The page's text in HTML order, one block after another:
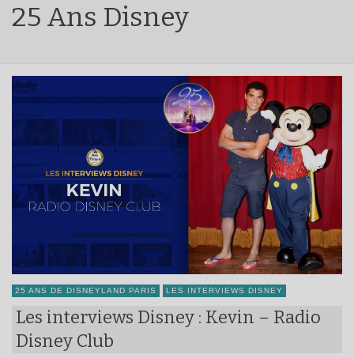
25 Ans Disney
25 ANS DE DISNEYLAND PARIS LES INTERVIEWS DISNEY
Les interviews Disney : Kevin – Radio
Disney Club